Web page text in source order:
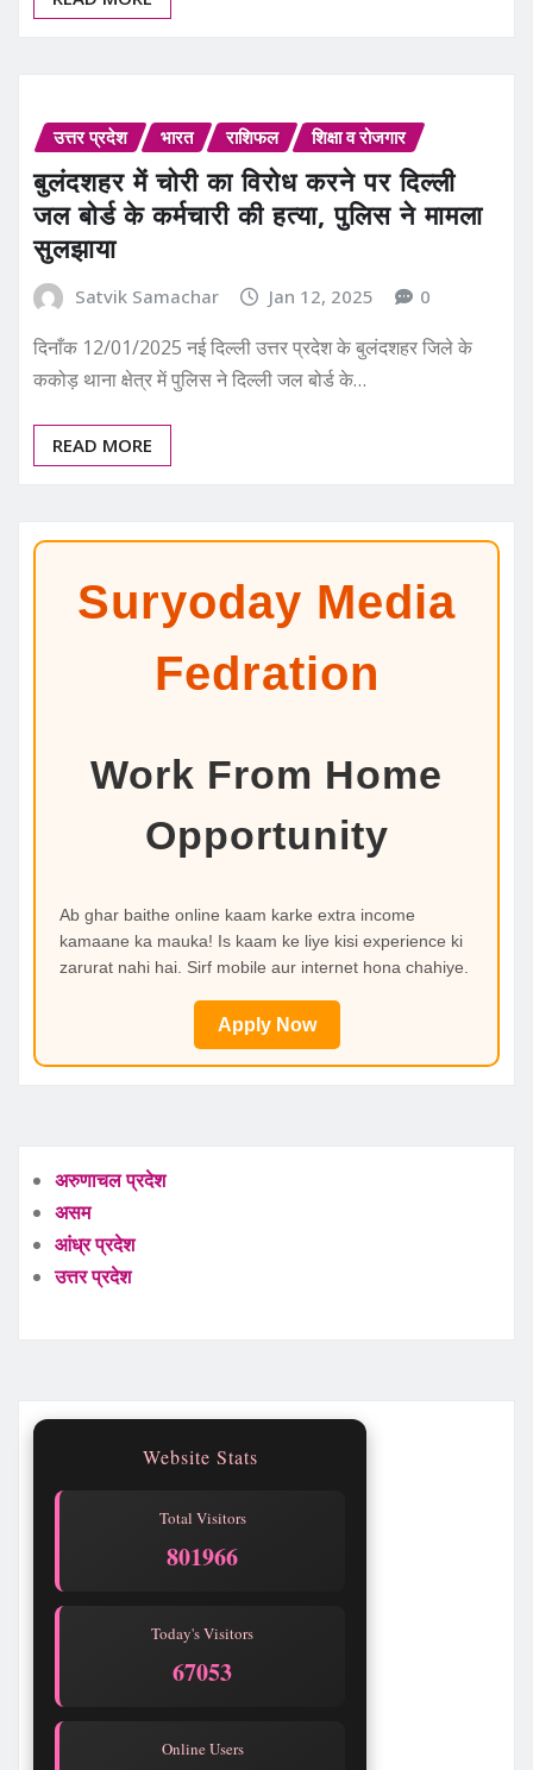
उत्तर प्रदेश भारत राशिफल शिक्षा व रोजगार
बुलंदशहर में चोरी का विरोध करने पर दिल्ली
जल बोर्ड के कर्मचारी की हत्या, पुलिस ने मामला
सुलझाया
Satvik Samachar Jan 12, 2025 0
दिनाँक 12/01/2025 नई दिल्ली उत्तर प्रदेश के बुलंदशहर जिले के
ककोड़ थाना क्षेत्र में पुलिस ने दिल्ली जल बोर्ड के…
READ MORE
Suryoday Media
Fedration
Work From Home
Opportunity
Ab ghar baithe online kaam karke extra income
kamaane ka mauka! Is kaam ke liye kisi experience ki
zarurat nahi hai. Sirf mobile aur internet hona chahiye.
Apply Now
अरुणाचल प्रदेश
असम
आंध्र प्रदेश
उत्तर प्रदेश
Website Stats
Total Visitors
801969
Today's Visitors
67056
Online Users